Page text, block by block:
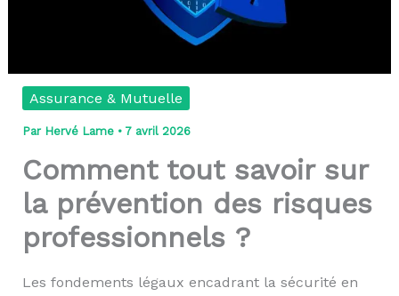
Assurance & Mutuelle
Par Hervé Lame • 7 avril 2026
Comment tout savoir sur
la prévention des risques
professionnels ?
Les fondements légaux encadrant la sécurité en